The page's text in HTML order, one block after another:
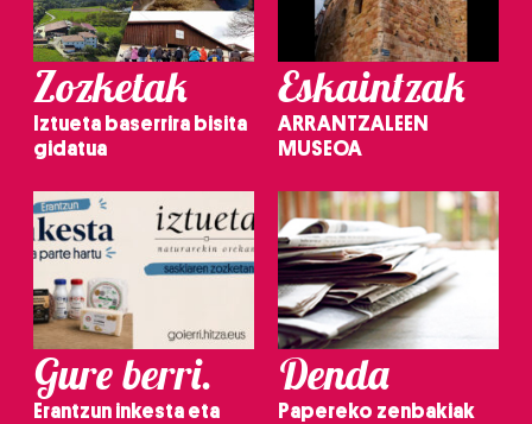
Zozketak
Iztueta baserrira bisita
gidatua
Eskaintzak
ARRANTZALEEN
MUSEOA
Gure berri.
Erantzun inkesta eta
Denda
Papereko zenbakiak